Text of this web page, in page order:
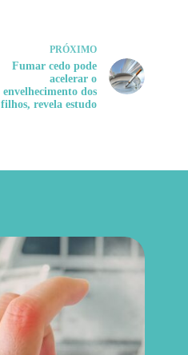
PRÓXIMO
Fumar cedo pode
acelerar o
envelhecimento dos
filhos, revela estudo